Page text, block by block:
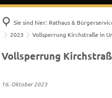
Sie sind hier: Rathaus &
2023
Vollsperrung Kirchstraße in
Vollsperrung
16. Oktober 2023